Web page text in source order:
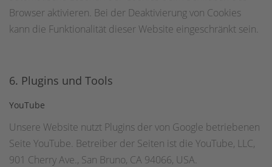
Browser aktivieren. Bei der Deaktivierung von Cookies
kann die Funktionalität dieser Website eingeschränkt sein.
6. Plugins und Tools
YouTube
Unsere Website nutzt Plugins der von Google betriebenen
Seite YouTube. Betreiber der Seiten ist die YouTube, LLC,
901 Cherry Ave., San Bruno, CA 94066, USA.